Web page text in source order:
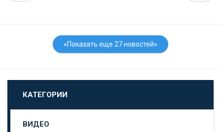
«Показать еще 27 новостей»
КАТЕГОРИИ
ВИДЕО